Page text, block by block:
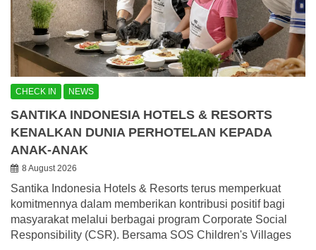
CHECK IN NEWS
SANTIKA INDONESIA HOTELS & RESORTS
KENALKAN DUNIA PERHOTELAN KEPADA
ANAK-ANAK
8 August 2026
Santika Indonesia Hotels & Resorts terus memperkuat
komitmennya dalam memberikan kontribusi positif bagi
masyarakat melalui berbagai program Corporate Social
Responsibility (CSR). Bersama SOS Children's Villages